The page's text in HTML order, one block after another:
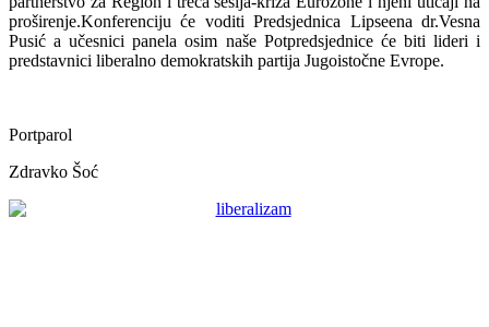
proširenje.Konferenciju će voditi Predsjednica Lipseena dr.Vesna
Pusić a učesnici panela osim naše Potpredsjednice će biti lideri i
predstavnici liberalno demokratskih partija Jugoistočne Evrope.
Portparol
Zdravko Šoć